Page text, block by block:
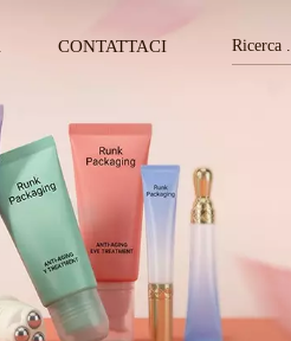
CONTATTACI